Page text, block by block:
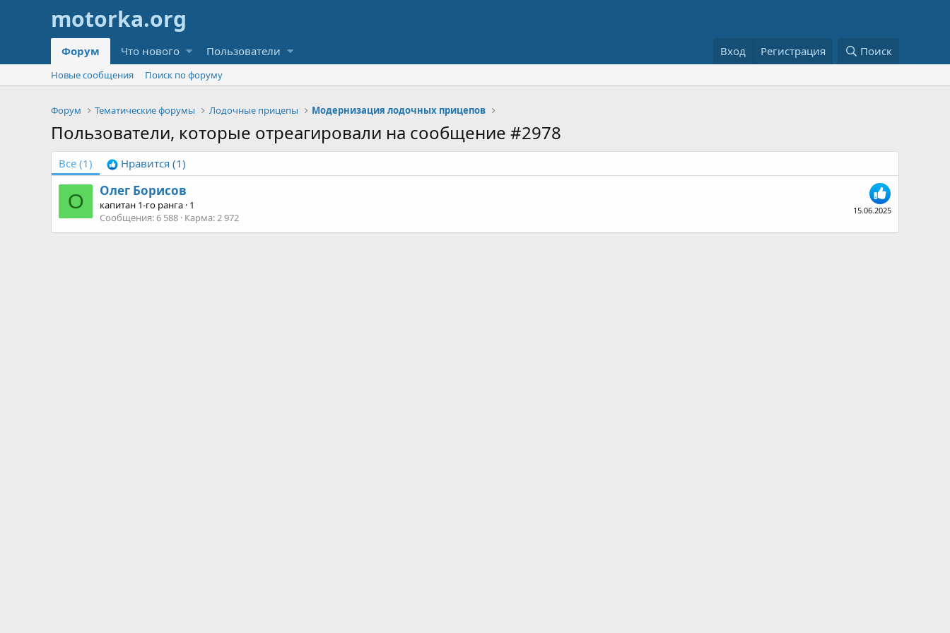
Форум Что нового Пользователи Вход Регистрация Поиск
Новые сообщения Поиск по форуму
Форум Тематические форумы Лодочные прицепы Модернизация лодочных прицепов
Пользователи, которые отреагировали на сообщение #2978
Все (1) Нравится (1)
О 15.06.2025
Олег Борисов
капитан 1-го ранга · 1
Сообщения 6 588 Карма 2 972